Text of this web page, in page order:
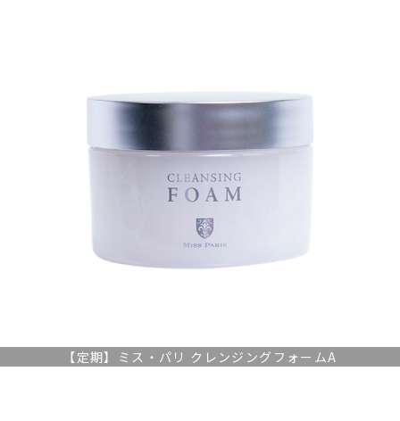
【定期】ミス・パリ クレンジングフォームA